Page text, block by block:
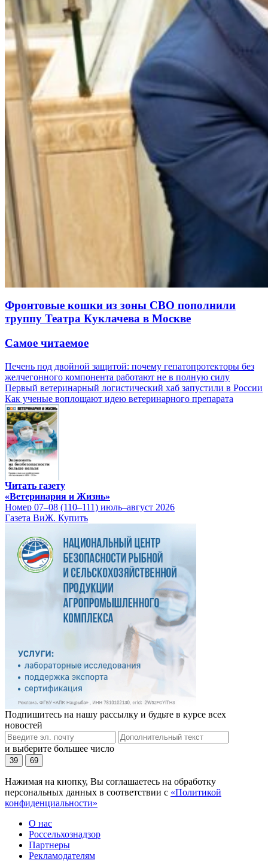
Фронтовые кошки из зоны СВО пополнили
труппу Театра Куклачева в Москве
Самое читаемое
Печень под двойной защитой: почему гепатопротекторы без
желчегонного компонента работают не в полную силу
Первый ветеринарный логистический хаб запустили в России
Как ученые воплощают идею ветеринарного препарата
Читать газету
«Ветеринария и Жизнь»
Номер 07–08 (110–111) июль–август 2026
Газета ВиЖ. Купить
Подпишитесь на нашу рассылку и будьте в курсе всех
новостей
и выберите большее число
39 69
Нажимая на кнопку, Вы соглашаетесь на обработку
персональных данных в соответствии с «Политикой
конфиденциальности»
О нас
Россельхознадзор
Партнеры
Рекламодателям